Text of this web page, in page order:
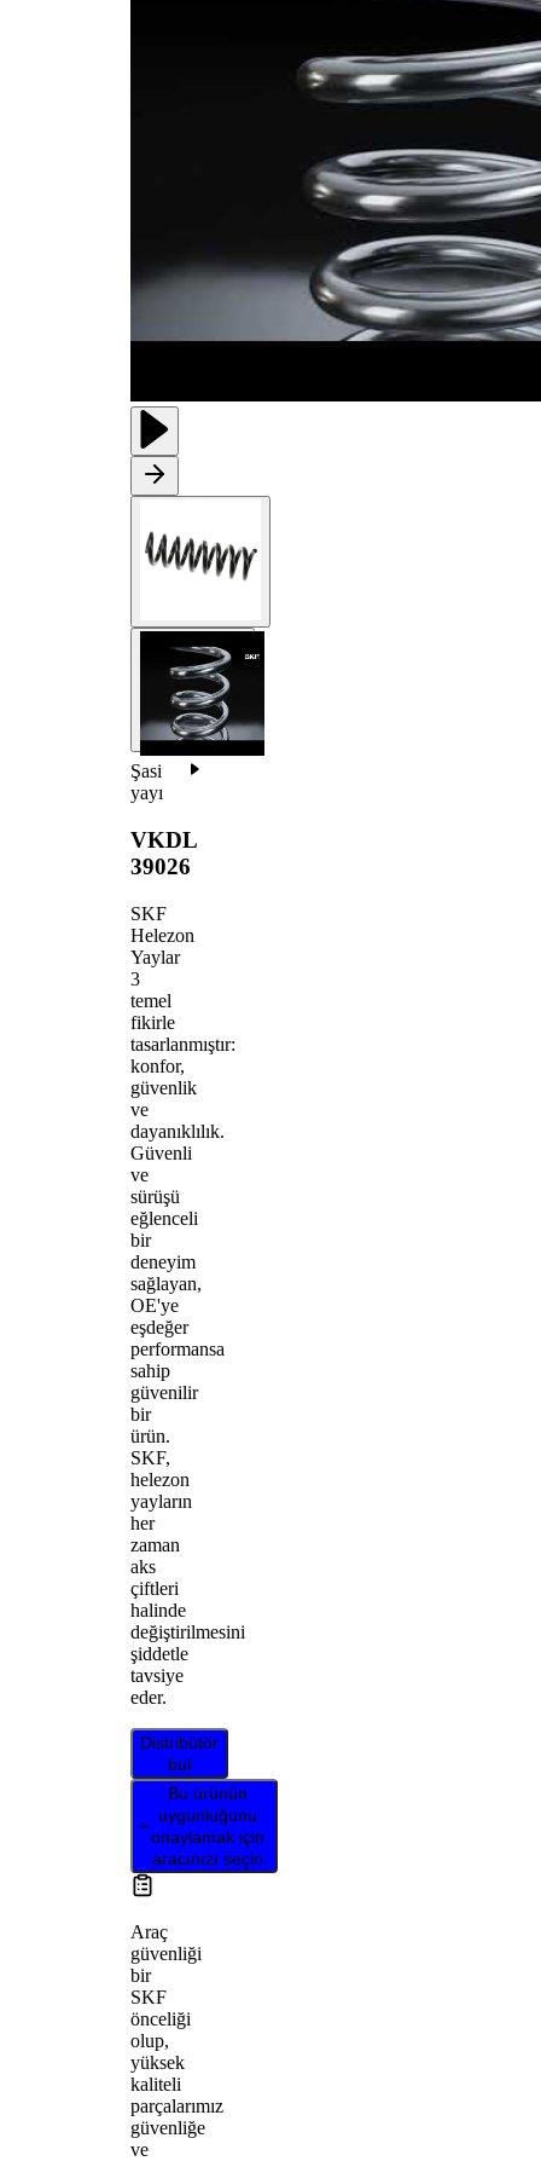
Şasi
yayı
VKDL
39026
SKF
Helezon
Yaylar
3
temel
fikirle
tasarlanmıştır:
konfor,
güvenlik
ve
dayanıklılık.
Güvenli
ve
sürüşü
eğlenceli
bir
deneyim
sağlayan,
OE'ye
eşdeğer
performansa
sahip
güvenilir
bir
ürün.
SKF,
helezon
yayların
her
zaman
aks
çiftleri
halinde
değiştirilmesini
şiddetle
tavsiye
eder.
Distribütör
bul
Bu ürünün
uygunluğunu
onaylamak için
aracınızı seçin
Araç
güvenliği
bir
SKF
önceliği
olup,
yüksek
kaliteli
parçalarımız
güvenliğe
ve